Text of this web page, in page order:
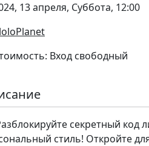
13 апреля, Суббота, 12:00
Вход свободный
секретный код
стиль! Откройте